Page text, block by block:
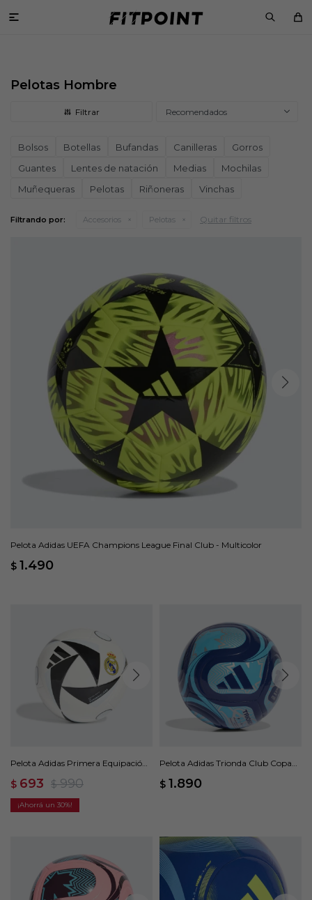

Pelotas Hombre
Recomendados
Bolsos Botellas Bufandas Canilleras
Gorros
Guantes
Lentes de natación Medias
Mochilas
Muñequeras
Pelotas Riñoneras Vinchas
Filtrando por: Accesorios Pelotas Quitar filtros
Pelota Adidas UEFA Champions League Final Club - Multicolor
$ 1.490
Pelota Adidas Primera Equipación
$ 693 $ 990
30
Pelota Adidas Trionda Club Copa
$ 1.890